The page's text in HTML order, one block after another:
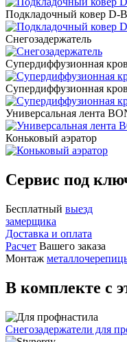
Подкладочный ковер D-
Снегозадержатель
Супердиффузионная
Супердиффузионная
Универсальная лента
Коньковый аэратор
Сервис под
Бесплатный выезд
замерщика
Доставка и оплата
Расчет Вашего заказа
Монтаж
В комплекте с
Снегозадержатели для